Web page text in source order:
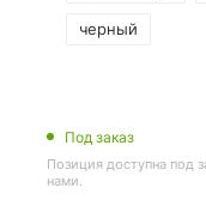
черный
Под заказ
Позиция доступна под
нами.